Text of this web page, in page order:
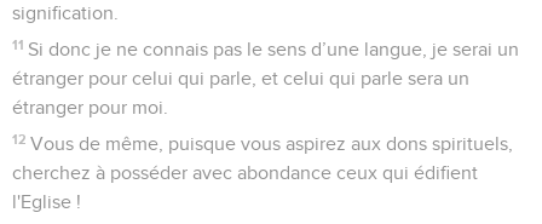
signification.
11 Si donc je ne connais pas le sens d’une langue, je serai un
étranger pour celui qui parle, et celui qui parle sera un
étranger pour moi.
12 Vous de même, puisque vous aspirez aux dons spirituels,
cherchez à posséder avec abondance ceux qui édifient
l'Eglise !